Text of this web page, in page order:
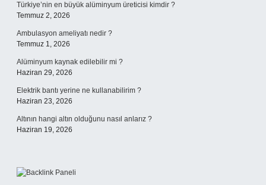
Türkiye’nin en büyük alüminyum üreticisi kimdir ?
Temmuz 2, 2026
Ambulasyon ameliyatı nedir ?
Temmuz 1, 2026
Alüminyum kaynak edilebilir mi ?
Haziran 29, 2026
Elektrik bantı yerine ne kullanabilirim ?
Haziran 23, 2026
Altının hangi altın olduğunu nasıl anlarız ?
Haziran 19, 2026